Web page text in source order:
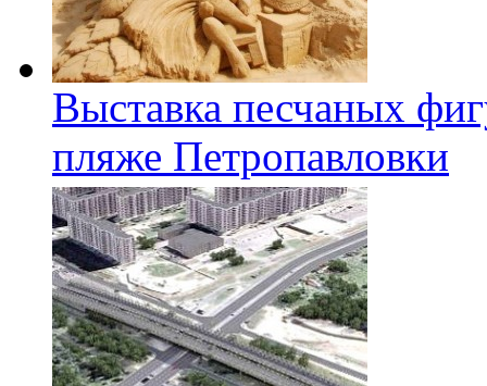
Выставка песчаных
пляже Петропавловки